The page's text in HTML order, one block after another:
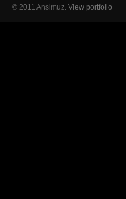
© 2011 Ansimuz. View portfolio